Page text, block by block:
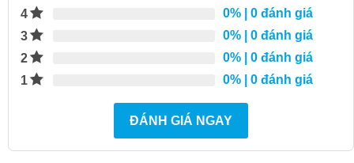
4
0% | 0 đánh giá
3
0% | 0 đánh giá
2
0% | 0 đánh giá
1
0% | 0 đánh giá
ĐÁNH GIÁ NGAY